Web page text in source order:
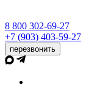
8 800 302-69-27
+7 (903) 403-59-27
перезвонить